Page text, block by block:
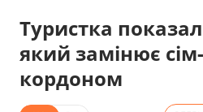
Туристка
який замінює
кордоном